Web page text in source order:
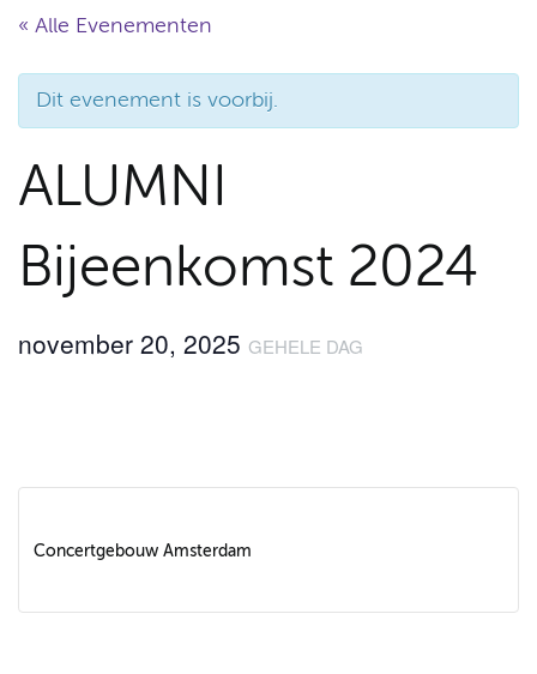
« Alle Evenementen
Dit evenement is voorbij.
ALUMNI
Bijeenkomst 2024
november 20, 2025 GEHELE DAG
Concertgebouw Amsterdam